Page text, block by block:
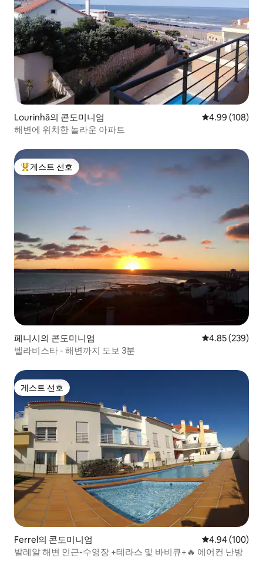
Lourinhã의 콘도미니엄 평점 4.99점(5
4.99 (108)
해변에 위치한 놀라운 아파트
상위 게스트 선호
게스트 선호
페니시의 콘도미니엄 평점 4.85점(5
4.85 (239)
벨라비스타 - 해변까지 도보 3분
게스트 선호
게스트 선호
Ferrel의 콘도미니엄 평점 4.94점(5
4.94 (100)
발레알 해변 인근-수영장 +테라스 및 바비큐+🔥 에어컨 난방